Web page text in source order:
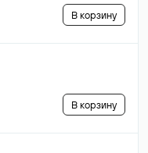
В корзину
В корзину